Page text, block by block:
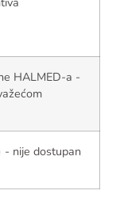
HALMED-a -
- nije dostupan